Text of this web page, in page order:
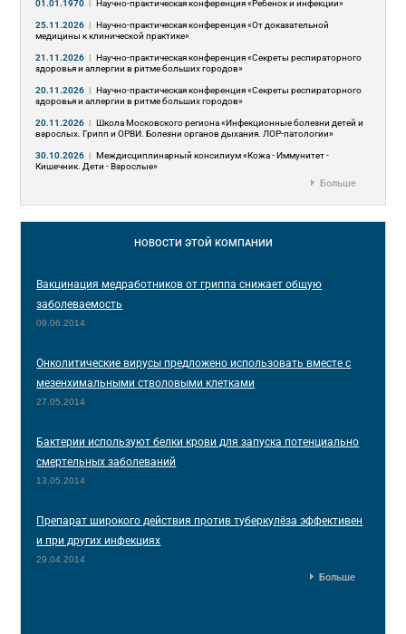
01.01.1970 | Научно-практическая конференция «Ребенок и инфекции»
25.11.2026 | Научно-практическая конференция «От доказательной
медицины к клинической практике»
21.11.2026 | Научно-практическая конференция «Секреты респираторного
здоровья и аллергии в ритме больших городов»
20.11.2026 | Научно-практическая конференция «Секреты респираторного
здоровья и аллергии в ритме больших городов»
20.11.2026 | Школа Московского региона «Инфекционные болезни детей и
взрослых. Грипп и ОРВИ. Болезни органов дыхания. ЛОР-патологии»
30.10.2026 | Междисциплинарный консилиум «Кожа - Иммунитет -
Кишечник. Дети - Взрослые»
Больше
НОВОСТИ ЭТОЙ КОМПАНИИ
Вакцинация медработников от гриппа снижает общую
заболеваемость
09.06.2014
Онколитические вирусы предложено использовать вместе с
мезенхимальными стволовыми клетками
27.05.2014
Бактерии используют белки крови для запуска потенциально
смертельных заболеваний
13.05.2014
Препарат широкого действия против туберкулёза эффективен
и при других инфекциях
29.04.2014
Больше